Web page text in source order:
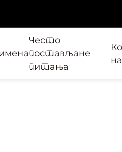
Често
постављане
питања